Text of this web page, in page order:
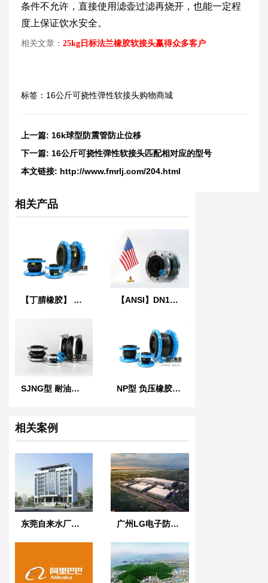
条件不允许，直接使用滤壶过滤再烧开，也能一定程
度上保证饮水安全。
相关文章： 25kg日标法兰橡胶软接头赢得众多客户
标签： 16公斤可挠性弹性软接头购物商城
上一篇: 16k球型防震管防止位移
下一篇: 16公斤可挠性弹性软接头匹配相对应的型号
本文链接: http://www.fmrlj.com/204.html
相关产品
【丁腈橡胶】 LO型NBR液压耐油橡胶接头 【ANSI】DN100美标橡胶膨胀节
SJNG型 耐油橡胶避震喉 NP型 负压橡胶接头
相关案例
东莞自来水厂热镀锌橡胶接头案例解析 广州LG电子防爆橡胶接头案例解析